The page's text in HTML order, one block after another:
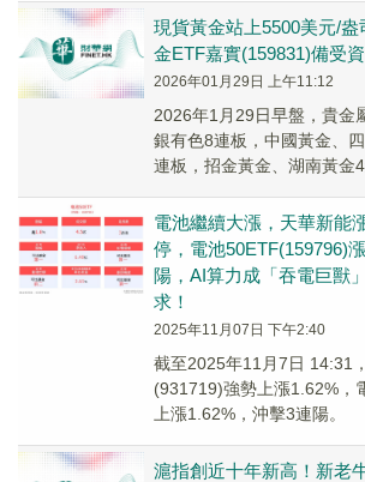
現貨黃金站上5500美元/盎
金ETF嘉實(159831)備受
2026年01月29日 上午11:12
2026年1月29日早盤，貴金
銀有色8連板，中國黃金、
連板，招金黃金、湖南黃金
電池繼續大漲，天華新能
停，電池50ETF(159796)
陽，AI算力成「吞電巨獸
求！
2025年11月07日 下午2:40
截至2025年11月7日 14:31
(931719)強勢上漲1.62%，
上漲1.62%，沖擊3連陽。
滬指創近十年新高！新老